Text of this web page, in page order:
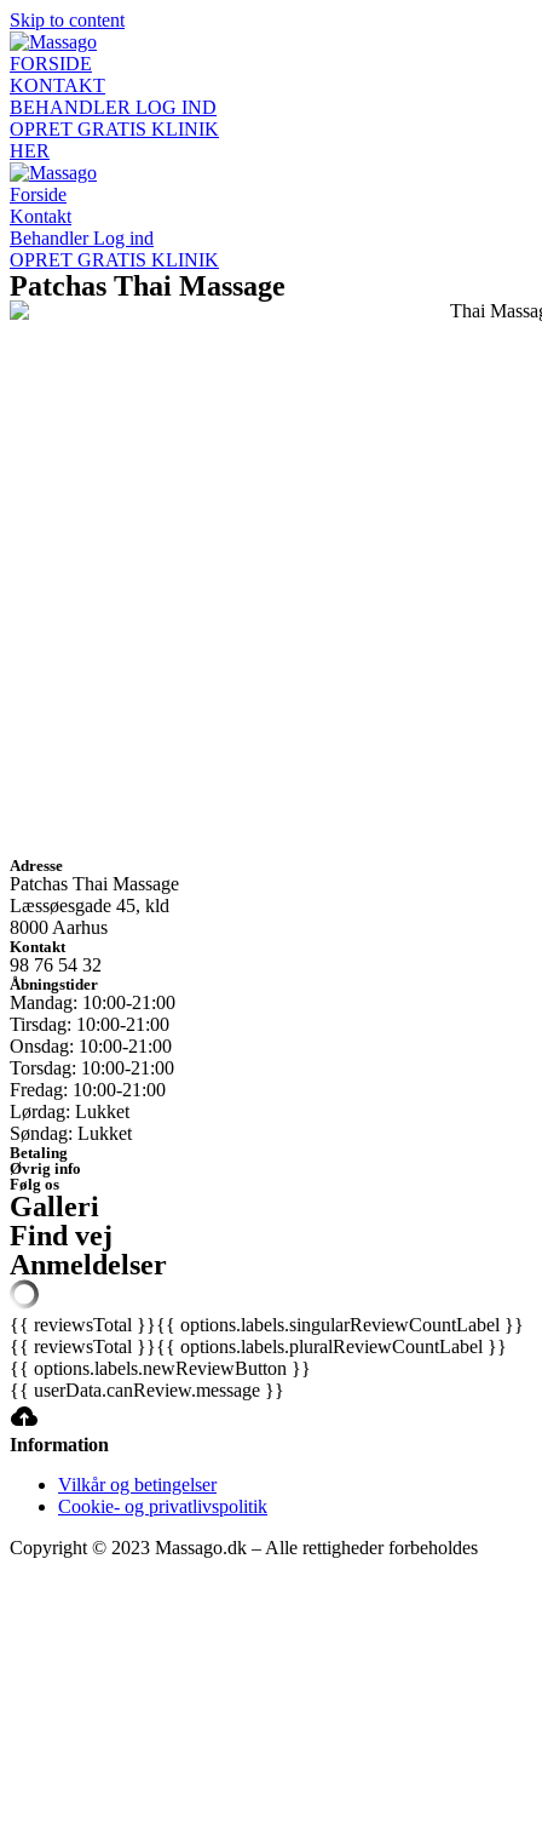
Skip to content
FORSIDE
KONTAKT
BEHANDLER LOG IND
OPRET GRATIS KLINIK
HER
Forside
Kontakt
Behandler Log ind
OPRET GRATIS KLINIK
Patchas Thai Massage
Adresse
Patchas Thai Massage
Læssøesgade 45, kld
8000 Aarhus
Kontakt
98 76 54 32
Åbningstider
Mandag: 10:00-21:00
Tirsdag: 10:00-21:00
Onsdag: 10:00-21:00
Torsdag: 10:00-21:00
Fredag: 10:00-21:00
Lørdag: Lukket
Søndag: Lukket
Betaling
Øvrig info
Følg os
Galleri
Find vej
Anmeldelser
{{ reviewsTotal }}{{ options.labels.singularReviewCountLabel }}
{{ reviewsTotal }}{{ options.labels.pluralReviewCountLabel }}
{{ options.labels.newReviewButton }}
{{ userData.canReview.message }}
Information
Vilkår og betingelser
Cookie- og privatlivspolitik
Copyright © 2023 Massago.dk – Alle rettigheder forbeholdes